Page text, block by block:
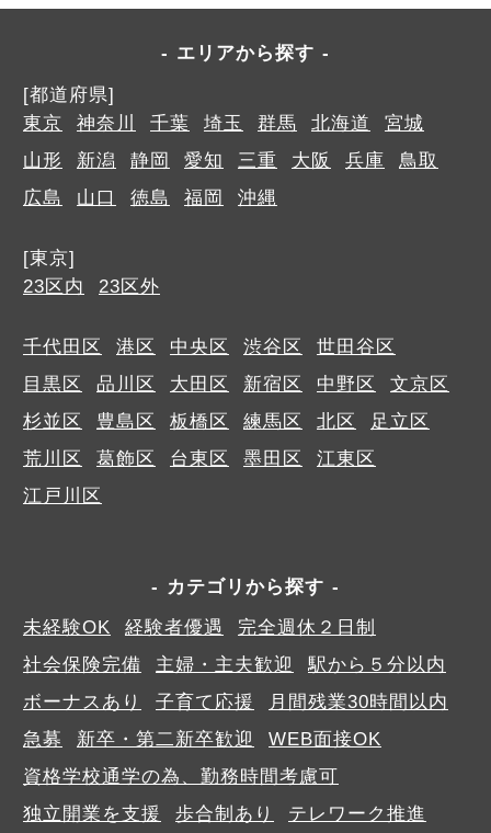
エリアから探す
[都道府県]
東京
神奈川 千葉 埼玉 群馬 北海道
宮城
山形
新潟 静岡 愛知 三重 大阪 兵庫
鳥取
広島
山口 徳島 福岡 沖縄
[東京]
23区内
23区外
千代田区 港区 中央区 渋谷区
世田谷区
目黒区
品川区 大田区 新宿区 中野区
文京区
杉並区
豊島区 板橋区 練馬区 北区
足立区
荒川区
葛飾区 台東区 墨田区
江東区
江戸川区
カテゴリから探す
未経験OK
経験者優遇
完全週休２日制
社会保険完備
主婦・主夫歓迎
駅から５分以内
ボーナスあり
子育て応援
月間残業30時間以内
急募
新卒・第二新卒歓迎
WEB面接OK
資格学校通学の為、勤務時間考慮可
独立開業を支援
歩合制あり テレワーク推進